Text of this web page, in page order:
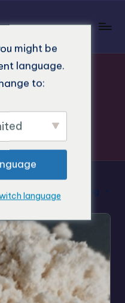
Standard-Sortierung
might be
language.
to:
language